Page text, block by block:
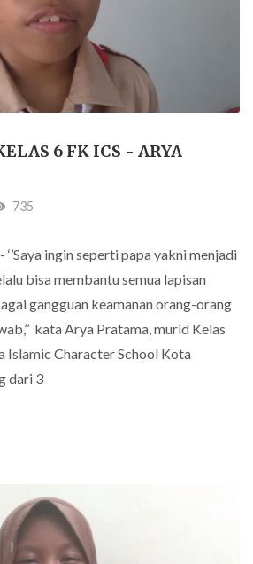
6 FK ICS - ARYA
735
ingin seperti papa yakni menjadi
bisa membantu semua lapisan
gangguan keamanan orang-orang
kata Arya Pratama, murid Kelas
Islamic Character School Kota
dari 3